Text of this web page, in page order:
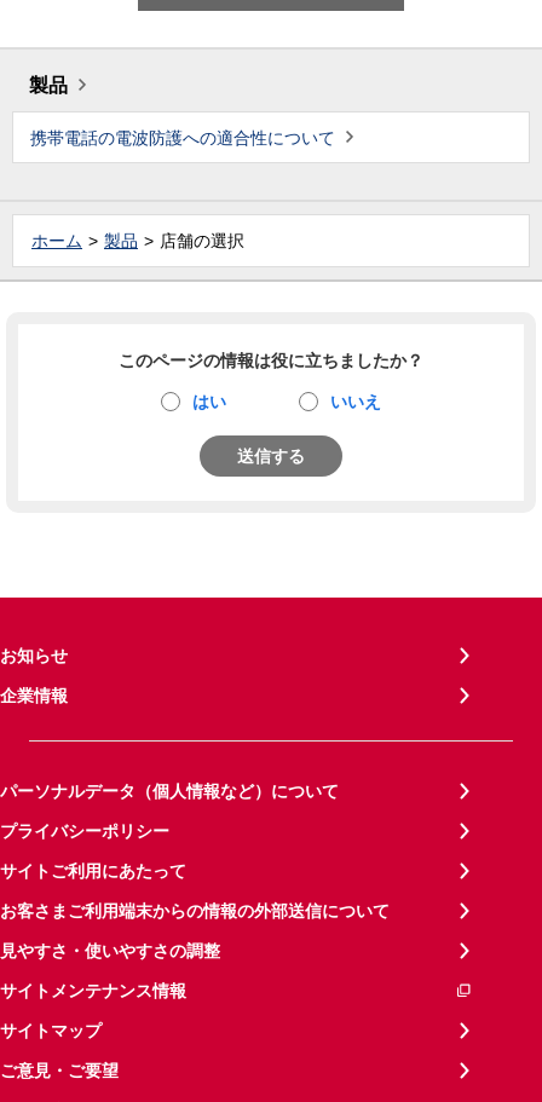
製品
携帯電話の電波防護への適合性について
ホーム 製品 店舗の選択
このページの情報は役に立ちましたか？
はい いいえ
送信する
お知らせ
企業情報
パーソナルデータ（個人情報など）について
プライバシーポリシー
サイトご利用にあたって
お客さまご利用端末からの情報の外部送信について
見やすさ・使いやすさの調整
サイトメンテナンス情報
サイトマップ
ご意見・ご要望